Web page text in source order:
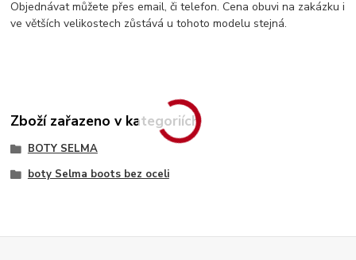
Objednávat můžete přes email, či telefon. Cena obuvi na zakázku i
ve větších velikostech zůstává u tohoto modelu stejná.
Zboží zařazeno v kategoriích
BOTY SELMA
boty Selma boots bez oceli